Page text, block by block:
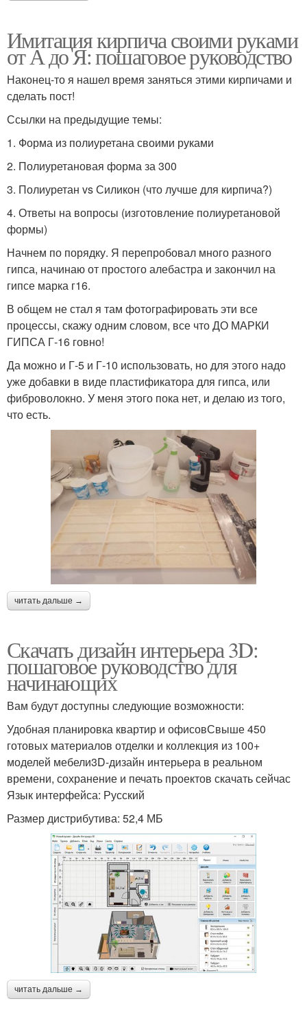
Имитация кирпича своими руками
от А до Я: пошаговое руководство
Наконец-то я нашел время заняться этими кирпичами и
сделать пост!
Ссылки на предыдущие темы:
1. Форма из полиуретана своими руками
2. Полиуретановая форма за 300
3. Полиуретан vs Силикон (что лучше для кирпича?)
4. Ответы на вопросы (изготовление полиуретановой
формы)
Начнем по порядку. Я перепробовал много разного
гипса, начинаю от простого алебастра и закончил на
гипсе марка г16.
В общем не стал я там фотографировать эти все
процессы, скажу одним словом, все что ДО МАРКИ
ГИПСА Г-16 говно!
Да можно и Г-5 и Г-10 использовать, но для этого надо
уже добавки в виде пластификатора для гипса, или
фиброволокно. У меня этого пока нет, и делаю из того,
что есть.
читать дальше →
Скачать дизайн интерьера 3D:
пошаговое руководство для
начинающих
Вам будут доступны следующие возможности:
Удобная планировка квартир и офисовСвыше 450
готовых материалов отделки и коллекция из 100+
моделей мебели3D-дизайн интерьера в реальном
времени, сохранение и печать проектов скачать сейчас
Язык интерфейса: Русский
Размер дистрибутива: 52,4 МБ
читать дальше →